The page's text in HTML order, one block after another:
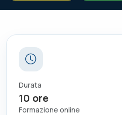
Durata
10 ore
Formazione online